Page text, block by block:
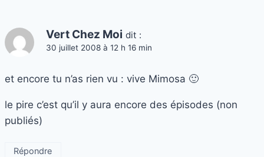
Vert Chez Moi dit :
30 juillet 2008 à 12 h 16 min
et encore tu n’as rien vu : vive Mimosa 🙂
le pire c’est qu’il y aura encore des épisodes (non
publiés)
Répondre